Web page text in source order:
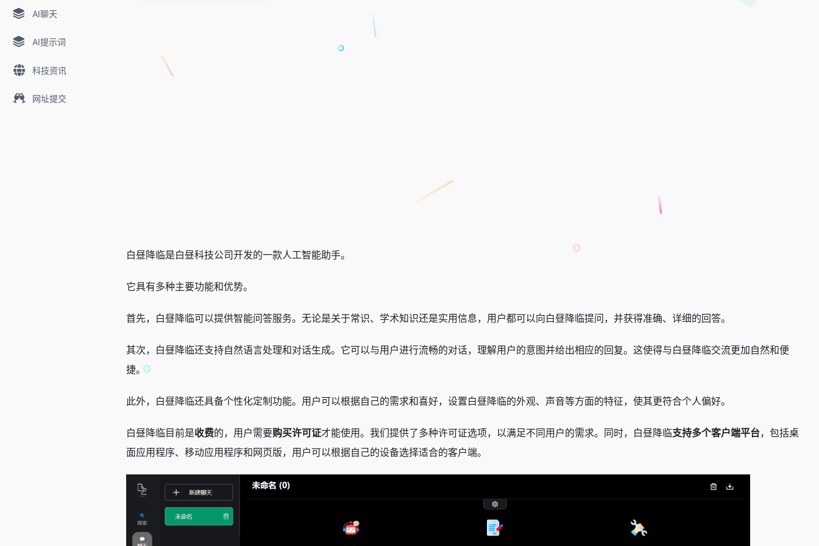
AI聊天
AI提示词
科技资讯
网址提交
白昼降临是白昼科技公司开发的一款人工智能助手。
它具有多种主要功能和优势。
首先，白昼降临可以提供智能问答服务。无论是关于常识、学术知识还是实用信息，用户都可以向白昼降临提问，并获得准确、详细的回答。
其次，白昼降临还支持自然语言处理和对话生成。它可以与用户进行流畅的对话，理解用户的意图并给出相应的回复。这使得与白昼降临交流更加自然和便
捷。
此外，白昼降临还具备个性化定制功能。用户可以根据自己的需求和喜好，设置白昼降临的外观、声音等方面的特征，使其更符合个人偏好。
白昼降临目前是收费的，用户需要购买许可证才能使用。我们提供了多种许可证选项，以满足不同用户的需求。同时，白昼降临支持多个客户端平台，包括桌
面应用程序、移动应用程序和网页版，用户可以根据自己的设备选择适合的客户端。